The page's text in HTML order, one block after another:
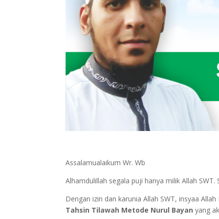
Assalamualaikum Wr. Wb
Alhamdulillah segala puji hanya milik Allah
Dengan izin dan karunia Allah SWT, insyaa
Tahsin Tilawah Metode Nurul Bayan yang